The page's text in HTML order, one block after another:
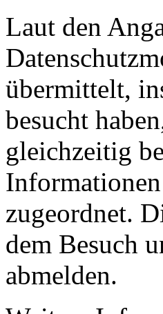
Laut den
übermittelt,
besucht
gleichzeitig
zugeordnet.
dem Besuch
abmelden.